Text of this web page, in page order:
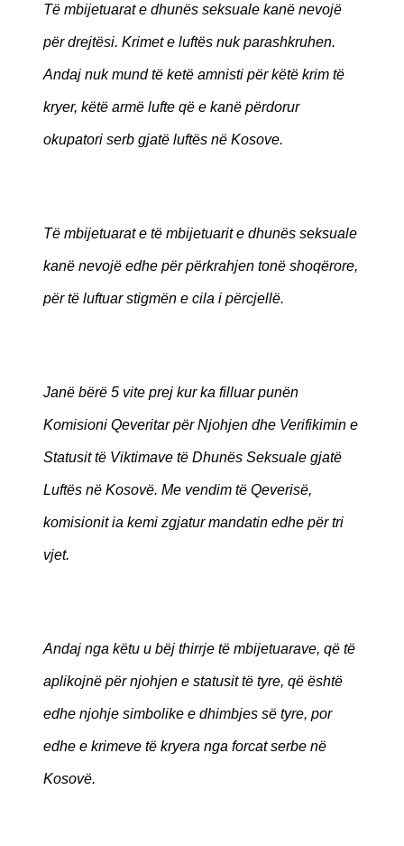
Të mbijetuarat e dhunës seksuale kanë nevojë
për drejtësi. Krimet e luftës nuk parashkruhen.
Andaj nuk mund të ketë amnisti për këtë krim të
kryer, këtë armë lufte që e kanë përdorur
okupatori serb gjatë luftës në Kosove.
Të mbijetuarat e të mbijetuarit e dhunës seksuale
kanë nevojë edhe për përkrahjen tonë shoqërore,
për të luftuar stigmën e cila i përcjellë.
Janë bërë 5 vite prej kur ka filluar punën
Komisioni Qeveritar për Njohjen dhe Verifikimin e
Statusit të Viktimave të Dhunës Seksuale gjatë
Luftës në Kosovë. Me vendim të Qeverisë,
komisionit ia kemi zgjatur mandatin edhe për tri
vjet.
Andaj nga këtu u bëj thirrje të mbijetuarave, që të
aplikojnë për njohjen e statusit të tyre, që është
edhe njohje simbolike e dhimbjes së tyre, por
edhe e krimeve të kryera nga forcat serbe në
Kosovë.